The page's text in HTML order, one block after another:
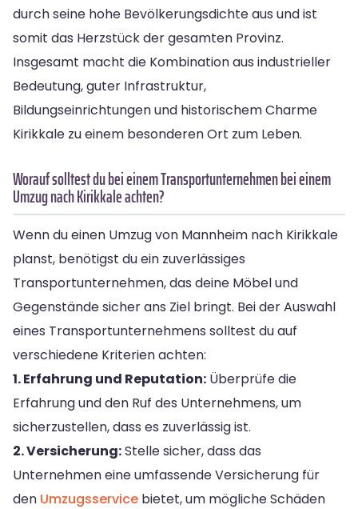
durch seine hohe Bevölkerungsdichte aus und ist
somit das Herzstück der gesamten Provinz.
Insgesamt macht die Kombination aus industrieller
Bedeutung, guter Infrastruktur,
Bildungseinrichtungen und historischem Charme
Kirikkale zu einem besonderen Ort zum Leben.
Worauf solltest du bei einem Transportunternehmen bei einem
Umzug nach Kirikkale achten?
Wenn du einen Umzug von Mannheim nach Kirikkale
planst, benötigst du ein zuverlässiges
Transportunternehmen, das deine Möbel und
Gegenstände sicher ans Ziel bringt. Bei der Auswahl
eines Transportunternehmens solltest du auf
verschiedene Kriterien achten:
1. Erfahrung und Reputation: Überprüfe die
Erfahrung und den Ruf des Unternehmens, um
sicherzustellen, dass es zuverlässig ist.
2. Versicherung:Stelle sicher, dass das
Unternehmen eine umfassende Versicherung für
den Umzugsservice bietet, um mögliche Schäden